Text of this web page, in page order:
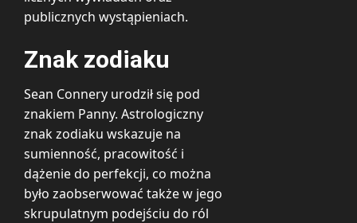
publicznych wystąpieniach.
Znak zodiaku
Sean Connery urodził się pod
znakiem Panny. Astrologiczny
znak zodiaku wskazuje na
sumienność, pracowitość i
dążenie do perfekcji, co można
było zaobserwować także w jego
skrupulatnym podejściu do ról